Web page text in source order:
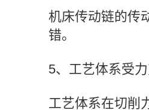
机床传动链的传
错。
5、工艺体系受
工艺体系在切削